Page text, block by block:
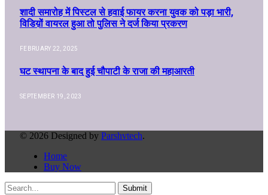
शादी समारोह में पिस्टल से हवाई फायर करना युवक को पड़ा भारी,
विडिय़ों वायरल हुआ तो पुलिस ने दर्ज किया प्रकरण
FEBRUARY 22, 2025
घट स्थापना के बाद हुई चौपाटी के राजा की महाआरती
SEPTEMBER 19, 2023
© 2026 Designed by Parshvtech.
Home
Buy Now
Submit